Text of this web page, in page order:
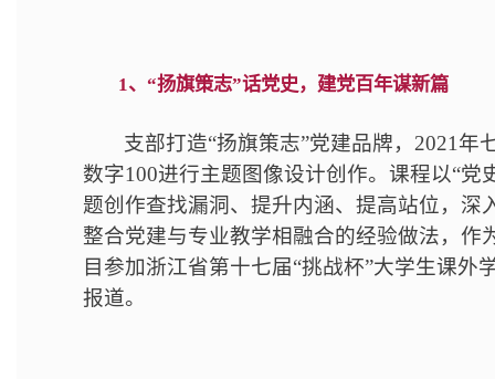
1、“扬旗策志”话党史，建党百年谋新篇
支部打造“扬旗策志”党建品牌，2021
数字100进行主题图像设计创作。课程以“
题创作查找漏洞、提升内涵、提高站位，深
整合党建与专业教学相融合的经验做法，作
目参加浙江省第十七届“挑战杯”大学生课外
报道。